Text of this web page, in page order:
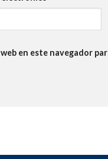
en este navegador